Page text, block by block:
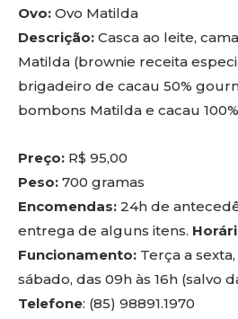
Ovo: Ovo Matilda
Descrição: Casca ao leite,
Matilda (brownie receita
brigadeiro de cacau 50%
bombons Matilda e cacau
Preço: R$ 95,00
Peso: 700 gramas
Encomendas: 24h de
entrega de alguns itens.
Funcionamento: Terça a
sábado, das 09h às 16h (salvo
Telefone: (85) 98891.1970